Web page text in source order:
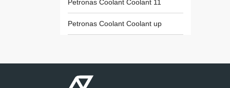
Petronas Coolant Coolant 11
Petronas Coolant Coolant up